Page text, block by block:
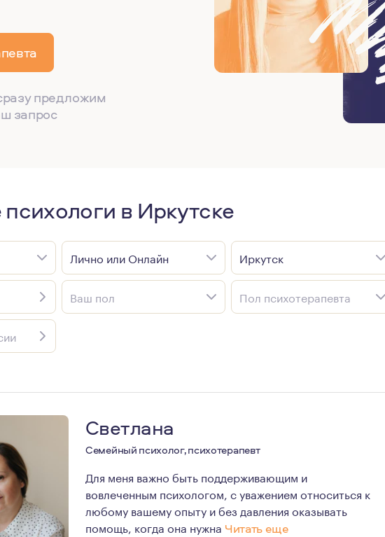
предложим
запрос
в Иркутске
Лично или Онлайн Иркутск
Ваш пол Пол психотерапевта
Светлана
Семейный психолог, психотерапевт
Для меня важно быть поддерживающим и
вовлеченным психологом, с уважением относиться к
любому вашему опыту и без давления оказывать
помощь, когда она нужна Читать еще